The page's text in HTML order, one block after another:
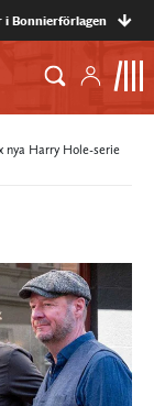
i Bonnierförlagen
nya Harry Hole-serie